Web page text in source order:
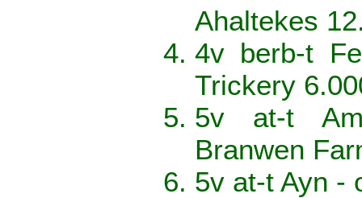
Ahaltekes
4v berb-t
Trickery
5v at-t
Branwen
5v at-t Ayn -